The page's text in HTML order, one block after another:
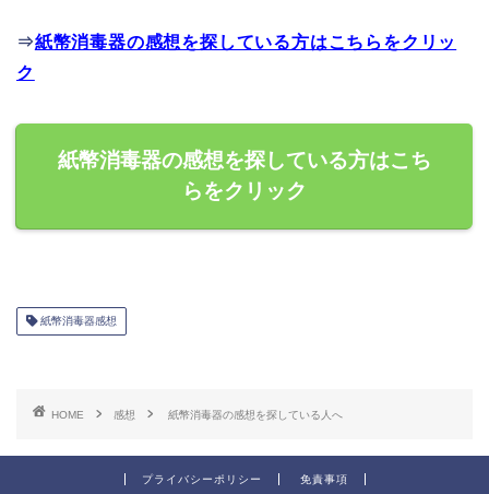
⇒紙幣消毒器の感想を探している方はこちらをクリッ
ク
紙幣消毒器の感想を探している方はこち
らをクリック
紙幣消毒器感想
HOME 感想 紙幣消毒器の感想を探している人へ
プライバシーポリシー 免責事項